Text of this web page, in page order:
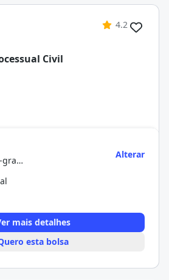
4.2
Civil
Especialização (pós-graduação)
Alterar
mais detalhes
esta bolsa